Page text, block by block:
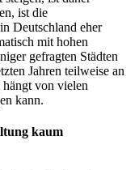
ist die
Deutschland eher
mit hohen
gefragten Städten
Jahren teilweise an
von vielen
kann.
kaum